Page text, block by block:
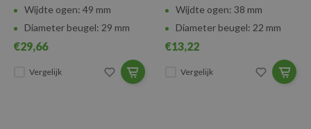
Wijdte ogen: 49 mm
Diameter beugel: 29 mm
€29,66
Vergelijk
Wijdte ogen: 38 mm
Diameter beugel: 22 mm
€13,22
Vergelijk